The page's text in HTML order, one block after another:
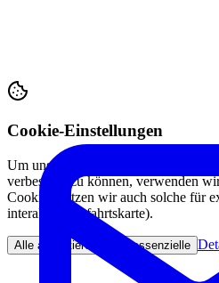
Cookie-Einstellungen
Um unsere Webseite für Sie optimal
verbessern zu können, verwenden
Cookies nutzen wir auch solche für
interaktive Anfahrtskarte).
Alle akzeptieren Nur essenzielle